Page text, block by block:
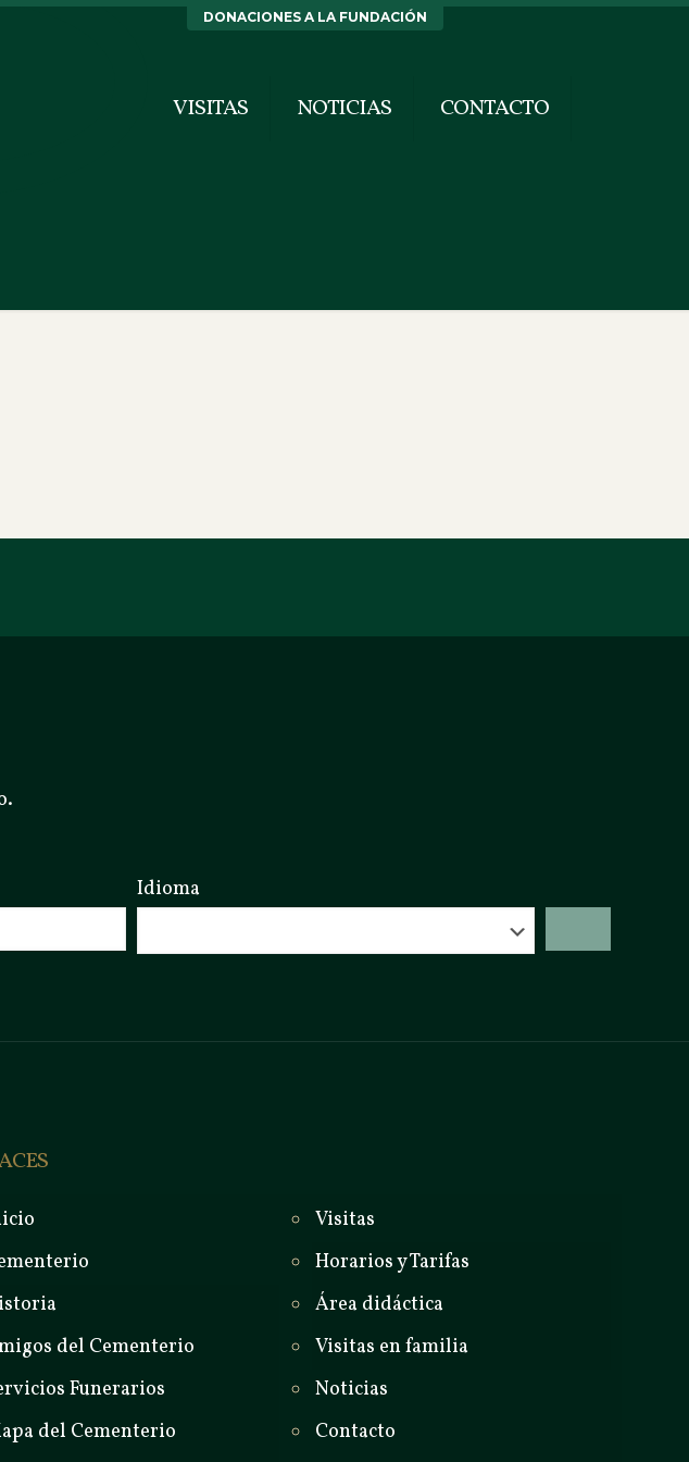
DONACIONES A LA FUNDACIÓN
VISITAS NOTICIAS CONTACTO
Idioma
del Cementerio
Funerarios
del Cementerio
Visitas
Horarios y Tarifas
Área didáctica
Visitas en familia
Noticias
Contacto